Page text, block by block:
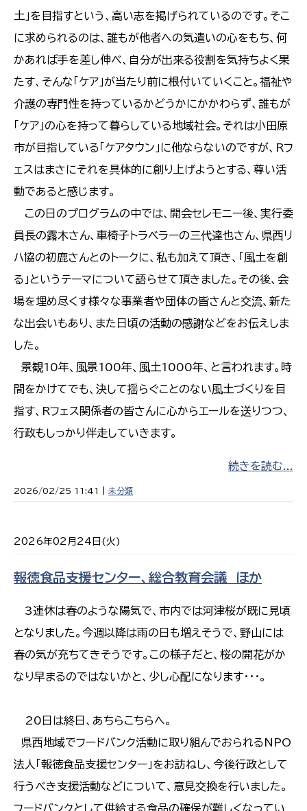
土」を目指すという、高い志を掲げられているのです。そこ
に求められるのは、誰もが他者への気遣いの心をもち、何
かあれば手を差し伸べ、自分が出来る役割を気持ちよく果
たす、そんな「ケア」が当たり前に根付いていくこと。福祉や
介護の専門性を持っているかどうかにかかわらず、誰もが
「ケア」の心を持って暮らしている地域社会。それは小田原
市が目指している「ケアタウン」に他ならないのですが、Rフ
ェスはまさにそれを具体的に創り上げようとする、尊い活
動であると感じます。
この日のプログラムの中では、開会セレモニー後、実行委
員長の露木さん、車椅子トラベラーの三代達也さん、県西リ
ハ協の初鹿さんとのトークに、私も加えて頂き、「風土を創
る」というテーマについて語らせて頂きました。その後、会
場を埋め尽くす様々な事業者や団体の皆さんと交流、新た
な出会いもあり、また日頃の活動の感謝などをお伝えしま
した。
景観10年、風景100年、風土1000年、と言われます。時
間をかけてでも、決して揺らぐことのない風土づくりを目
指す、Rフェス関係者の皆さんに心からエールを送りつつ、
行政もしっかり伴走していきます。
続きを読む...
2026/02/25 11:41 | 未分類
2026年02月24日(火)
報徳食品支援センター、総合教育会議 ほか
3連休は春のような陽気で、市内では河津桜が既に見頃
となりました。今週以降は雨の日も増えそうで、野山には
春の気が充ちてきそうです。この様子だと、桜の開花がか
なり早まるのではないかと、少し心配になります・・・。
20日は終日、あちらこちらへ。
県西地域でフードバンク活動に取り組んでおられるNPO
法人「報徳食品支援センター」をお訪ねし、今後行政として
行うべき支援活動などについて、意見交換を行いました。
フードバンクとして供給する食品の確保が難しくなってい